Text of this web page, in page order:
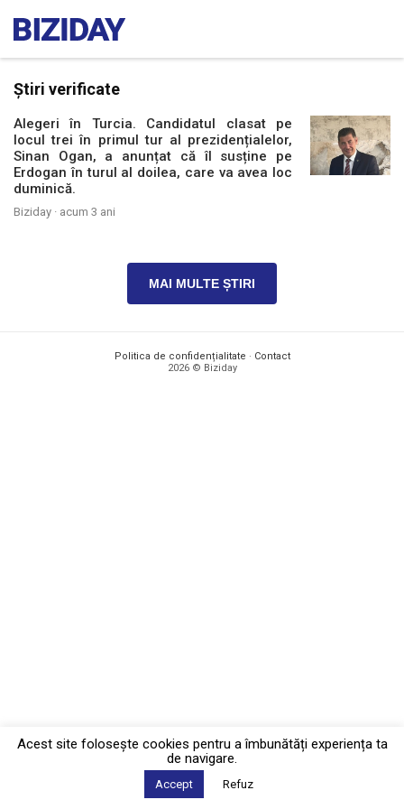
Știri verificate
Alegeri în Turcia. Candidatul clasat pe
locul trei în primul tur al prezidențialelor,
Sinan Ogan, a anunțat că îl susține pe
Erdogan în turul al doilea, care va avea loc
duminică.
Biziday · acum 3 ani
MAI MULTE ȘTIRI
Politica de confidențialitate · Contact
2026 © Biziday
Acest site foloseşte cookies pentru a îmbunătăți experiența ta
de navigare.
Accept Refuz